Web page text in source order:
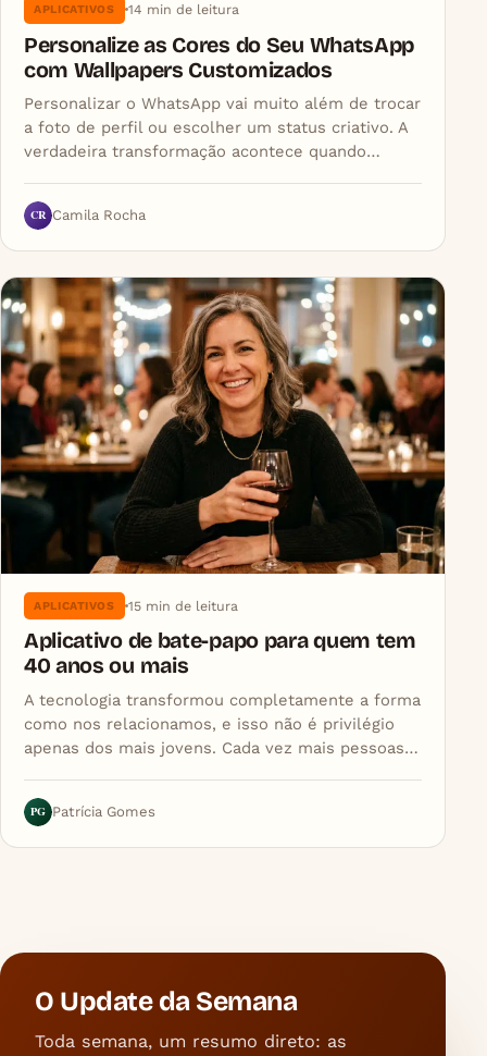
APLICATIVOS 14 min de leitura
Personalize as Cores do Seu WhatsApp
com Wallpapers Customizados
Personalizar o WhatsApp vai muito além de trocar
a foto de perfil ou escolher um status criativo. A
verdadeira transformação acontece quando…
CR Camila Rocha
APLICATIVOS 15 min de leitura
Aplicativo de bate-papo para quem tem
40 anos ou mais
A tecnologia transformou completamente a forma
como nos relacionamos, e isso não é privilégio
apenas dos mais jovens. Cada vez mais pessoas…
PG Patrícia Gomes
O Update da Semana
Toda semana, um resumo direto: as